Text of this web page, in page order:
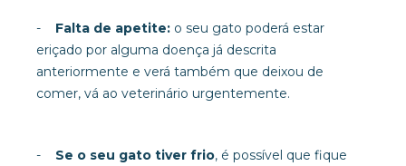
- Falta de apetite: o seu gato poderá estar
eriçado por alguma doença já descrita
anteriormente e verá também que deixou de
comer, vá ao veterinário urgentemente.
- Se o seu gato tiver frio, é possível que fique